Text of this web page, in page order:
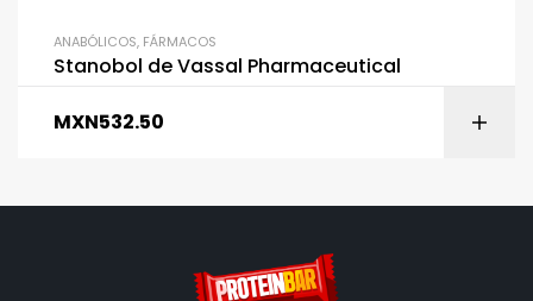
ANABÓLICOS, FÁRMACOS
Stanobol de Vassal Pharmaceutical
MXN532.50